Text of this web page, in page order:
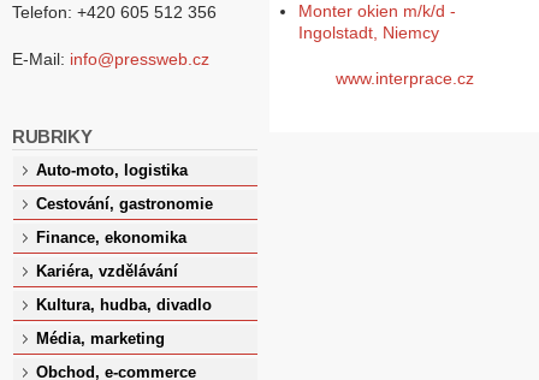
Telefon: +420 605 512 356
E-Mail: info@pressweb.cz
RUBRIKY
Auto-moto, logistika
Cestování, gastronomie
Finance, ekonomika
Kariéra, vzdělávání
Kultura, hudba, divadlo
Média, marketing
Obchod, e-commerce
Monter okien m/k/d -
Ingolstadt, Niemcy
www.interprace.cz